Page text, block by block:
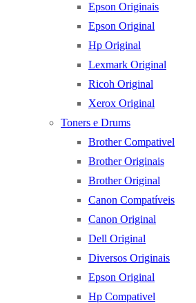
Epson Originais
Epson Original
Hp Original
Lexmark Original
Ricoh Original
Xerox Original
Toners e Drums
Brother Compativel
Brother Originais
Brother Original
Canon Compatíveis
Canon Original
Dell Original
Diversos Originais
Epson Original
Hp Compativel